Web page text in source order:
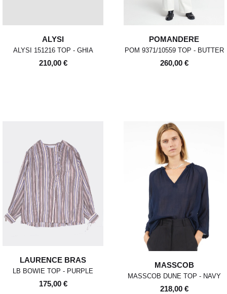
ALYSI
ALYSI 151216 TOP - GHIA
210,00 €
POMANDERE
POM 9371/10559 TOP - BUTTER
260,00 €
LAURENCE BRAS
LB BOWIE TOP - PURPLE
175,00 €
MASSCOB
MASSCOB DUNE TOP - NAVY
218,00 €